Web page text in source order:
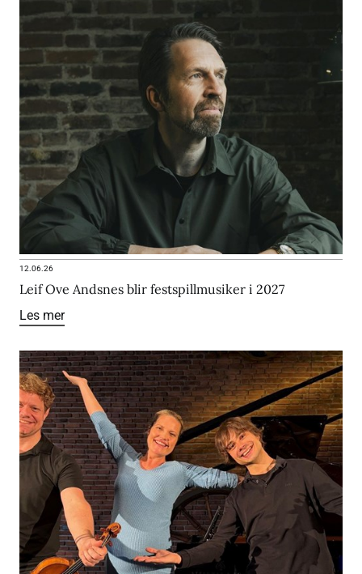
12.06.26
Leif Ove Andsnes blir festspillmusiker i 2027
Les mer